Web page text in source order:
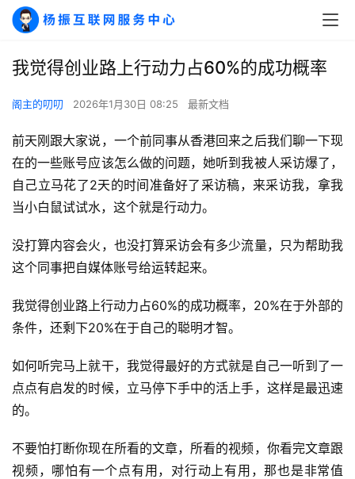
我觉得创业路上行动力占60%的成功概率
阁主的叨叨 2026年1月30日 08:25 最新文档
前天刚跟大家说，一个前同事从香港回来之后我们聊一下现
在的一些账号应该怎么做的问题，她听到我被人采访爆了，
自己立马花了2天的时间准备好了采访稿，来采访我，拿我
当小白鼠试试水，这个就是行动力。
没打算内容会火，也没打算采访会有多少流量，只为帮助我
这个同事把自媒体账号给运转起来。
我觉得创业路上行动力占60%的成功概率，20%在于外部的
条件，还剩下20%在于自己的聪明才智。
如何听完马上就干，我觉得最好的方式就是自己一听到了一
点点有启发的时候，立马停下手中的活上手，这样是最迅速
的。
不要怕打断你现在所看的文章，所看的视频，你看完文章跟
视频，哪怕有一个点有用，对行动上有用，那也是非常值